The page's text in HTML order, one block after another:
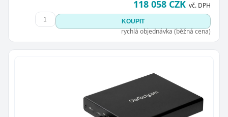
118 058 CZK vč. DPH
KOUPIT
rychlá objednávka (běžná cena)